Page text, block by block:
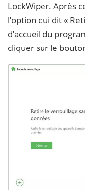
LockWiper. Après
l’option qui dit «
d’accueil du
cliquer sur le